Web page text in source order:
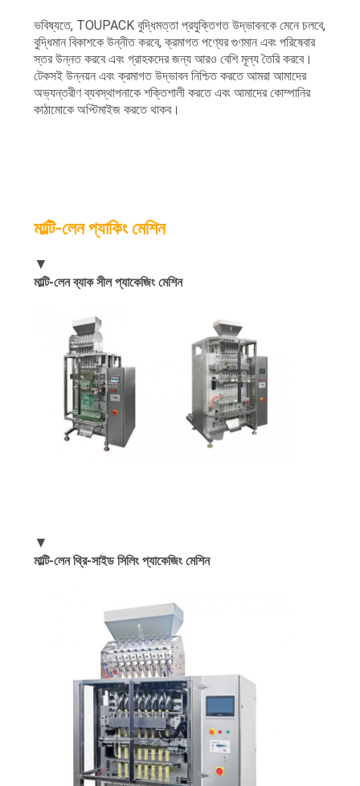
ভবিষ্যতে, TOUPACK বুদ্ধিমত্তা প্রযুক্তিগত উদ্ভাবনকে মেনে চলবে,
বুদ্ধিমান বিকাশকে উন্নীত করবে, ক্রমাগত পণ্যের গুণমান এবং পরিষেবার
স্তর উন্নত করবে এবং গ্রাহকদের জন্য আরও বেশি মূল্য তৈরি করবে।
টেকসই উন্নয়ন এবং ক্রমাগত উদ্ভাবন নিশ্চিত করতে আমরা আমাদের
অভ্যন্তরীণ ব্যবস্থাপনাকে শক্তিশালী করতে এবং আমাদের কোম্পানির
কাঠামোকে অপ্টিমাইজ করতে থাকব।
মাল্টি-লেন প্যাকিং মেশিন
▼
মাল্টি-লেন ব্যাক সীল প্যাকেজিং মেশিন
▼
মাল্টি-লেন থ্রি-সাইড সিলিং প্যাকেজিং মেশিন